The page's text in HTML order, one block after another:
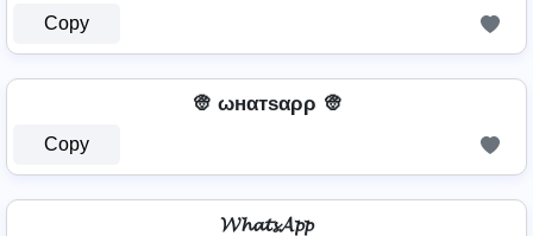
Copy
👳 ωнαтѕαρρ 👳
Copy
𝓦𝓱𝓪𝓽𝓼𝓐𝓹𝓹